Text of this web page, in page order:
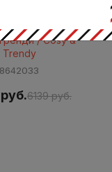
/ Cosy &
Trendy
8642033
6139 руб.